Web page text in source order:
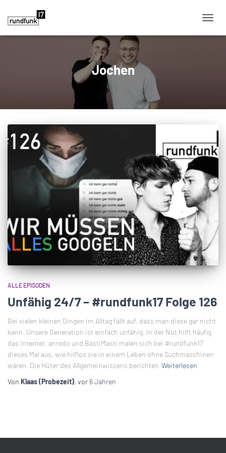
Jochen
ALLE EPISODEN
Unfähig 24/7 – #rundfunk17 Folge 126
Bei vielen kleinen Dingen im Alltag fällt auf, dass man diese gar nicht
kann. Unsere Generation ist einfach unfähig. In der Not hilft häufig
das Internet. anredo und BastiMasti malen sich bei #rundfunk17
dieses Mal aus, wie hilflos sie in einem Leben ohne Suchmaschinen
wären. Die Hüter des Allgemeinwissens berichten Weiterlesen
Von Klaas (Probezeit), vor 6 Jahren